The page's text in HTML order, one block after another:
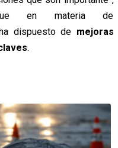
en materia de
dispuesto de mejoras
.